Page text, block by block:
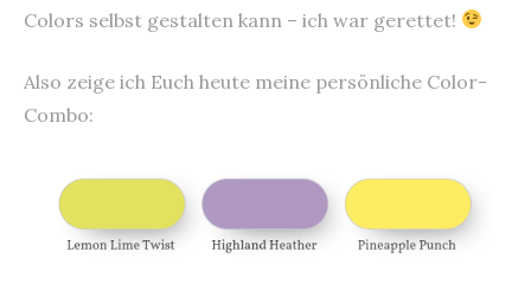
Colors selbst gestalten kann – ich war gerettet!
Also zeige ich Euch heute meine persönliche Color-
Combo: